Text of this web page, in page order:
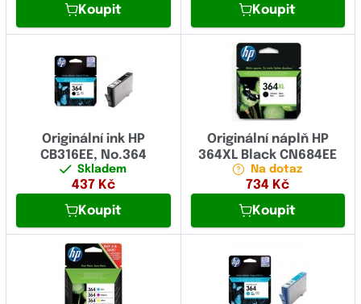
Koupit
Koupit
Originální ink HP
CB316EE, No.364
Skladem
437 Kč
Koupit
Originální náplň HP
364XL Black CN684EE
Na dotaz
734 Kč
Koupit